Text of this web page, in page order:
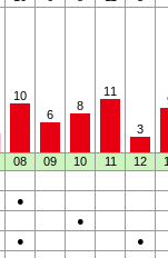
10
6
8
11
3
08 09 10 11 12
●
●
●
●